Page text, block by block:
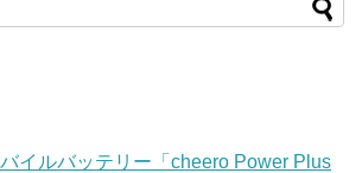
イルバッテリー「cheero Power Plus